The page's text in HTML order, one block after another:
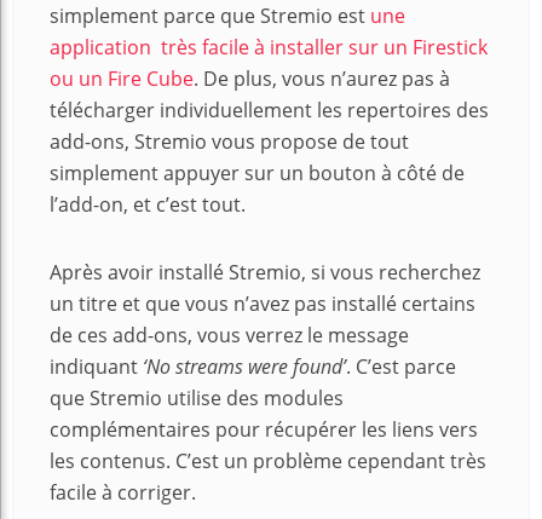
simplement parce que Stremio est une
application très facile à installer sur un Firestick
ou un Fire Cube. De plus, vous n’aurez pas à
télécharger individuellement les repertoires des
add-ons, Stremio vous propose de tout
simplement appuyer sur un bouton à côté de
l’add-on, et c’est tout.
Après avoir installé Stremio, si vous recherchez
un titre et que vous n’avez pas installé certains
de ces add-ons, vous verrez le message
indiquant ‘No streams were found’. C’est parce
que Stremio utilise des modules
complémentaires pour récupérer les liens vers
les contenus. C’est un problème cependant très
facile à corriger.